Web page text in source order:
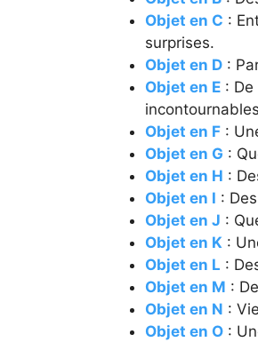
Objet en C :
surprises.
Objet en D :
Objet en E :
Objet en F :
Objet en G :
Objet en H :
Objet en I :
Objet en J :
Objet en K :
Objet en L :
Objet en M :
Objet en N :
Objet en O :